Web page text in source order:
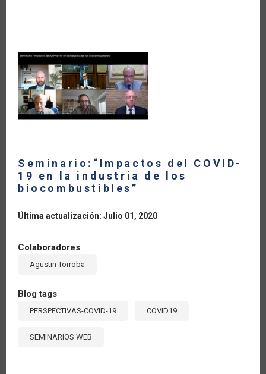
20
AÑOS
Seminario:“Impactos del COVID-
19 en la industria de los
biocombustibles”
Última actualización: Julio 01, 2020
Colaboradores
Agustin Torroba
Blog tags
PERSPECTIVAS-COVID-19 COVID19
SEMINARIOS WEB